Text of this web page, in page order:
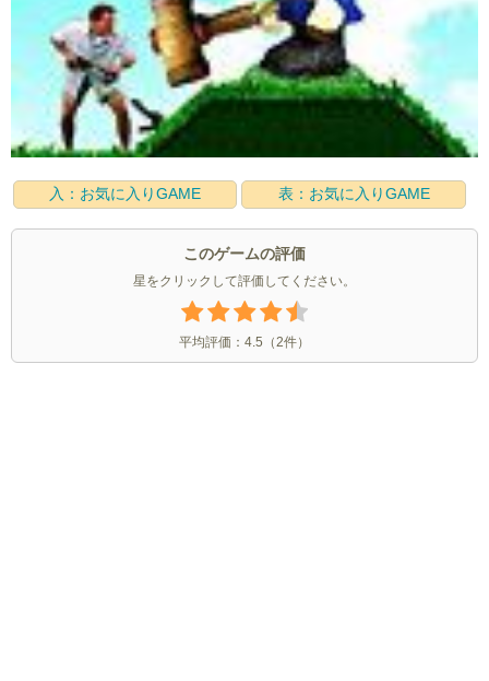
入：お気に入りGAME 表：お気に入りGAME
このゲームの評価
星をクリックして評価してください。
平均評価： 4.5 （2件）